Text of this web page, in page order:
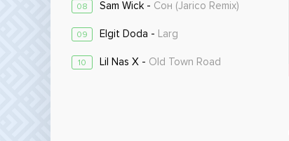
08 Sam Wick - Сон (Jarico Remix)
09 Elgit Doda - Larg
10 Lil Nas X - Old Town Road